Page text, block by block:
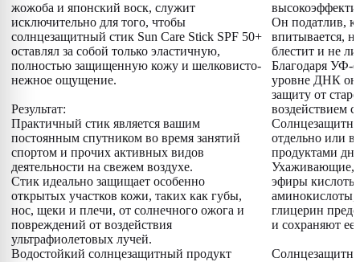
жожоба и японский воск, служит
исключительно для того, чтобы
солнцезащитный стик Sun Care Stick SPF 50+
оставлял за собой только эластичную,
полностью защищенную кожу и шелковисто-
нежное ощущение.
Результат:
Практичный стик является вашим
постоянным спутником во время занятий
спортом и прочих активных видов
деятельности на свежем воздухе.
Стик идеально защищает особенно
открытых участков кожи, таких как губы,
нос, щеки и плечи, от солнечного ожога и
повреждений от воздействия
ультрафиолетовых лучей.
Водостойкий солнцезащитный продукт
Он податлив,
впитывается,
блестит и не
Благодаря УФ-
уровне ДНК он
защиту от
воздействием
отдельно или в
продуктами
Ухаживающие,
эфиры кислоты
глицерин
и сохраняют ее